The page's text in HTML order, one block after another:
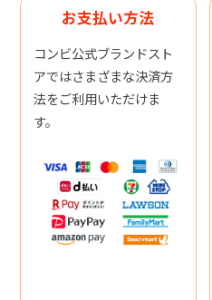
お支払い方法
コンビ公式ブランドスト
アではさまざまな決済方
法をご利用いただけま
す。